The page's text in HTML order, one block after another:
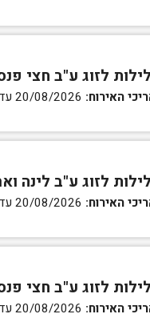
האירוח:
האירוח:
האירוח: